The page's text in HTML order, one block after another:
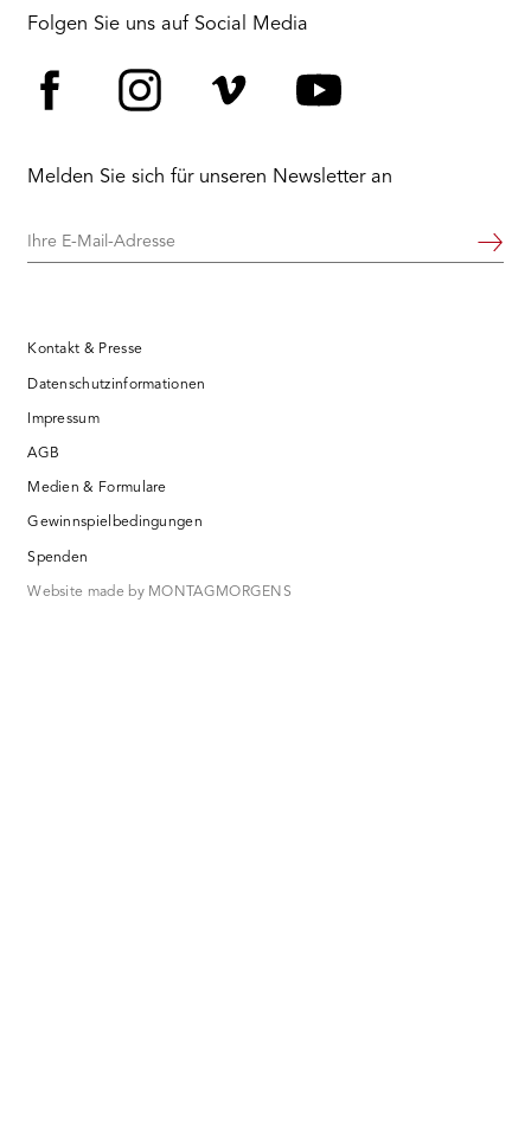
Folgen Sie uns auf Social Media
Melden Sie sich für unseren Newsletter an
Ihre
Weiter
Kontakt & Presse
Datenschutzinformationen
Impressum
AGB
Medien & Formulare
Gewinnspielbedingungen
Spenden
Website made by MONTAGMORGENS